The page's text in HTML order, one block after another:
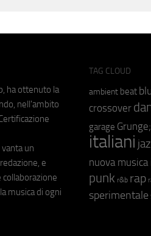
ha ottenuto la
nell'ambito
un
e
collaborazione
musica di ogni
TAG CLOUD
ambient beat
crossover
garage Grunge;
italiani
nuova
punk r&b rap
sperimentale